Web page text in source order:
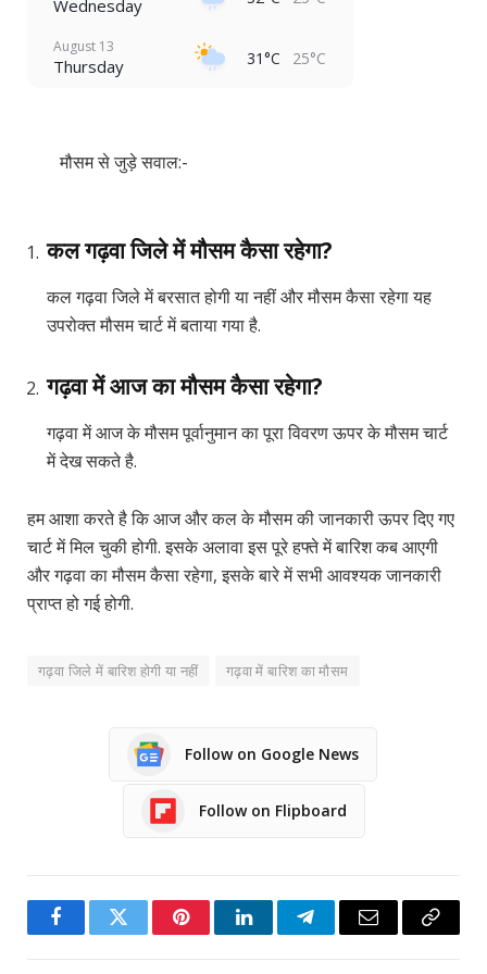
Wednesday
August 13
Thursday 31°C 25°C
मौसम से जुड़े सवाल:-
कल गढ़वा जिले में मौसम कैसा रहेगा?
कल गढ़वा जिले में बरसात होगी या नहीं और मौसम कैसा रहेगा यह
उपरोक्त मौसम चार्ट में बताया गया है.
गढ़वा में आज का मौसम कैसा रहेगा?
गढ़वा में आज के मौसम पूर्वानुमान का पूरा विवरण ऊपर के मौसम चार्ट
में देख सकते है.
हम आशा करते है कि आज और कल के मौसम की जानकारी ऊपर दिए गए
चार्ट में मिल चुकी होगी. इसके अलावा इस पूरे हफ्ते में बारिश कब आएगी
और गढ़वा का मौसम कैसा रहेगा, इसके बारे में सभी आवश्यक जानकारी
प्राप्त हो गई होगी.
गढ़वा जिले में बारिश होगी या नहीं गढ़वा में बारिश का मौसम
Follow on Google News
Follow on Flipboard
FacebookTwitter PinterestLinkedInTelegramEmail
Copy